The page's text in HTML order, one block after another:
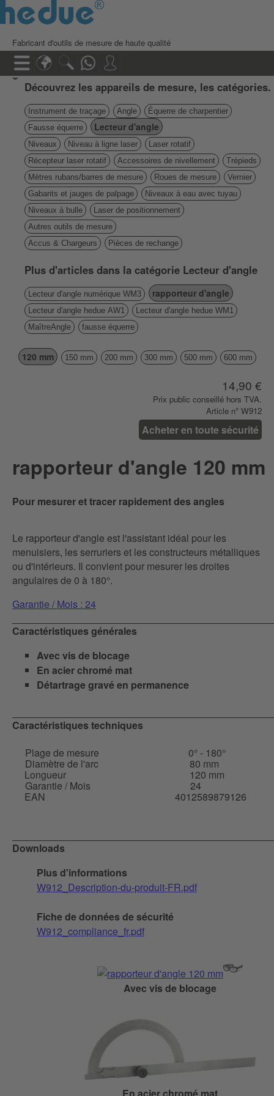
Fabricant d'outils de mesure de haute qualité
Découvrez les appareils de mesure, les catégories.
Instrument de traçage Angle
Équerre de charpentier
Fausse équerre
Lecteur d'angle
Niveaux Niveau à ligne laser
Laser rotatif
Récepteur laser rotatif
Accessoires de nivellement
Trépieds
Mètres rubans/barres de mesure
Roues de mesure
Vernier
Gabarits et jauges de palpage
Niveaux à eau avec tuyau
Niveaux à bulle
Laser de positionnement
Autres outils de mesure
Accus & Chargeurs
Pièces de rechange
Plus d'articles dans la catégorie Lecteur d'angle
Lecteur d'angle numérique WM3 rapporteur d'angle
Lecteur d'angle hedue AW1
Lecteur d'angle hedue WM1
MaîtreAngle
fausse équerre
120 mm 150 mm 200 mm 300 mm 500 mm 600 mm
14,90 €
Prix ​​public conseillé hors TVA.
Article n° W912
Acheter en toute sécurité
rapporteur d'angle 120 mm
Pour mesurer et tracer rapidement des angles
Le rapporteur d'angle est l'assistant idéal pour les
menuisiers, les serruriers et les constructeurs métalliques
ou d'intérieurs. Il convient pour mesurer les droites
angulaires de 0 à 180°.
Garantie / Mois : 24
Caractéristiques générales
Avec vis de blocage
En acier chromé mat
Détartrage gravé en permanence
Caractéristiques techniques
Plage de mesure
0° - 180°
Diamètre de l'arc 80 mm
Longueur 120 mm
Garantie / Mois 24
EAN 4012589879126
Downloads
Plus d'informations
W912_Description-du-produit-FR.pdf
Fiche de données de sécurité
W912_compliance_fr.pdf
Avec vis de blocage
En acier chromé mat